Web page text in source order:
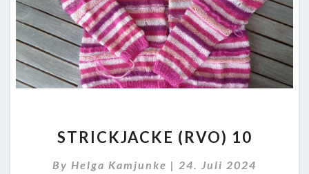
(RVO)
STRICKJACKE (RVO) 10
By Helga Kamjunke | 24. Juli 2024